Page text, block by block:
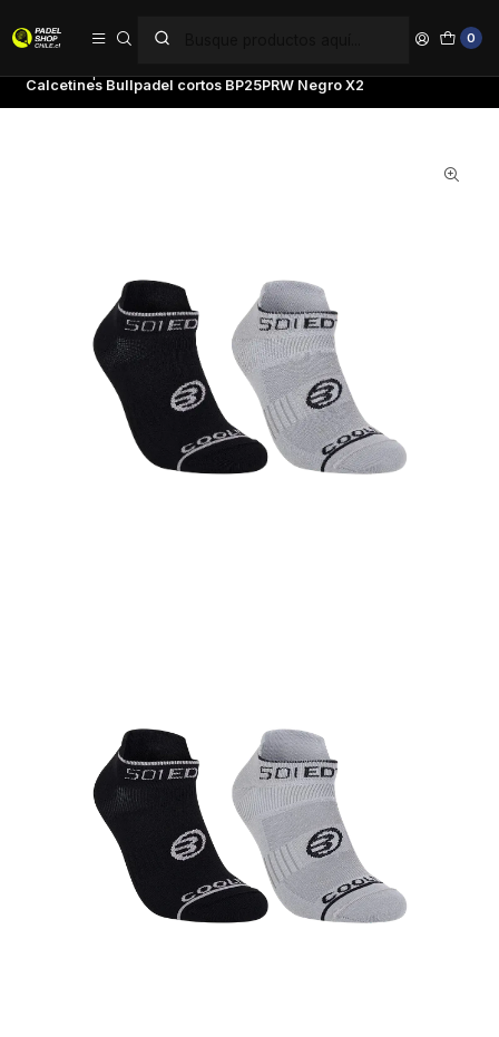
0
Calcetines Bullpadel cortos BP25PRW Negro X2